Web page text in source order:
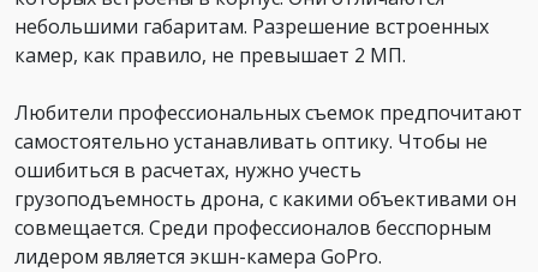
небольшими габаритам. Разрешение встроенных
камер, как правило, не превышает 2 МП.
Любители профессиональных съемок предпочитают
самостоятельно устанавливать оптику. Чтобы не
ошибиться в расчетах, нужно учесть
грузоподъемность дрона, с какими объективами он
совмещается. Среди профессионалов бесспорным
лидером является экшн-камера GoPro.